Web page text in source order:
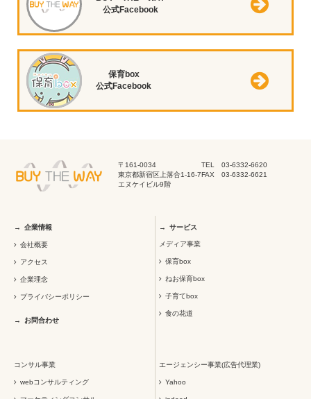
公式Facebook
保育box
公式Facebook
〒161-0034
東京都新宿区上落合1-16-7
エヌケイビル9階
TEL 03-6332-6620
FAX 03-6332-6621
企業情報
会社概要
アクセス
企業理念
プライバシーポリシー
お問合わせ
サービス
メディア事業
保育box
ねお保育box
子育てbox
食の花道
コンサル事業
webコンサルティング
エージェンシー事業(広告代理業)
Yahoo